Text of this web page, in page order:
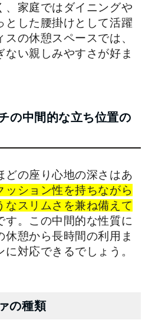
、家庭ではダイニングや
とした腰掛けとして活躍
スの休憩スペースでは、
ない親しみやすさが好ま
の中間的な立ち位置の
どの座り心地の深さはあ
ッション性を持ちながら
なスリムさを兼ね備えて
す。この中間的な性質に
休憩から長時間の利用ま
対応できるでしょう。
の種類